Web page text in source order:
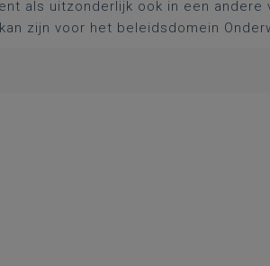
als uitzonderlijk ook in een andere
zijn voor het beleidsdomein